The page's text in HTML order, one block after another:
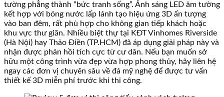
tường phẳng thành “bức tranh sống”. Ánh sáng LED âm tường
kết hợp với bóng nước lấp lánh tạo hiệu ứng 3D ấn tượng
vào ban đêm, rất phù hợp cho không gian tiếp khách hoặc
khu vực thư giãn. Nhiều biệt thự tại KĐT Vinhomes Riverside
(Hà Nội) hay Thảo Điền (TP.HCM) đã áp dụng giải pháp này và
nhận được phản hồi tích cực từ cư dân. Nếu bạn muốn sở
hữu một công trình vừa đẹp vừa hợp phong thủy, hãy liên hệ
ngay các đơn vị chuyên sâu về đá mỹ nghệ để được tư vấn
thiết kế 3D miễn phí trước khi thi công.